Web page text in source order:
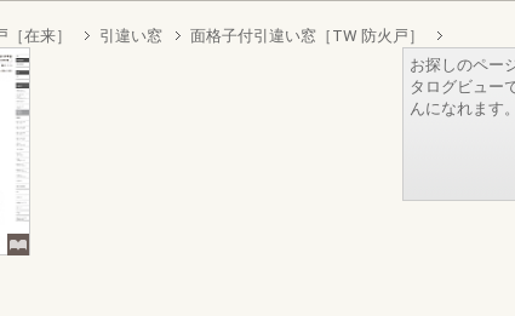
在来］ 引違い窓 面格子付引違い窓［TW 防火戸］
お探しのペー
タログビュー
んになれます。